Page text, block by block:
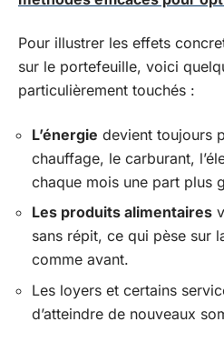
Pour illustrer les effets
sur le portefeuille, voici
particulièrement touchés :
L’énergie devient toujours
chauffage, le carburant,
chaque mois une part plus
Les produits alimentaires
sans répit, ce qui pèse sur
comme avant.
Les loyers et certains
d’atteindre de nouveaux